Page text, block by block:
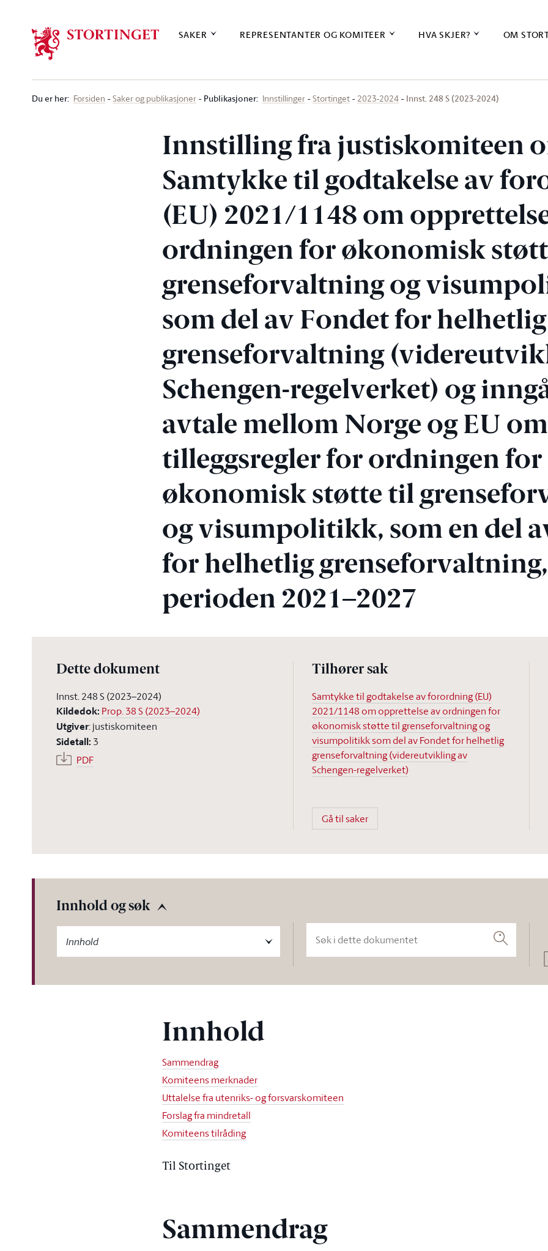
SAKER REPRESENTANTER OG KOMITEER HVA SKJER? OM
Du er her: Forsiden Saker og publikasjoner Publikasjoner: Innstillinger Stortinget 2023-2024 Innst. 248 S (2023-2024)
Innstilling fra justiskomiteen
Samtykke til godtakelse av
(EU) 2021/1148 om
ordningen for økonomisk
grenseforvaltning og
som del av Fondet for helhetlig
grenseforvaltning
Schengen-regelverket) og
avtale mellom Norge og EU om
tilleggsregler for ordningen for
økonomisk støtte til
og visumpolitikk, som en del
for helhetlig
perioden 2021–2027
Dette dokument
Innst. 248 S (2023–2024)
Kildedok: Prop. 38 S (2023–2024)
Utgiver:justiskomiteen
Sidetall: 3
PDF
Tilhører sak
Samtykke til godtakelse av forordning (EU)
2021/1148 om opprettelse av ordningen for
økonomisk støtte til grenseforvaltning og
visumpolitikk som del av Fondet for helhetlig
grenseforvaltning (videreutvikling av
Schengen-regelverket)
Gå til saker
Innhold og søk
Innhold Søk
Innhold
Sammendrag
Komiteens merknader
Uttalelse fra utenriks- og forsvarskomiteen
Forslag fra mindretall
Komiteens tilråding
Til Stortinget
Sammendrag